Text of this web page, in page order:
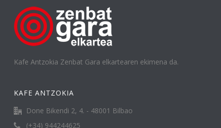
Kafe Antzokia Zenbat Gara elkartearen ekimena da.
KAFE ANTZOKIA
Done Bikendi 2, 4. - 48001 Bilbao
(+34) 944244625